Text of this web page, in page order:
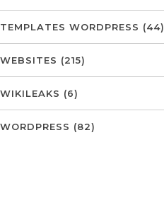
TEMPLATES WORDPRESS (44)
WEBSITES (215)
WIKILEAKS (6)
WORDPRESS (82)